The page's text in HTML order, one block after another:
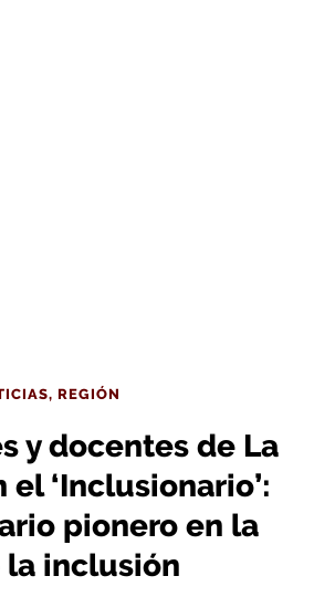
, REGIÓN
y docentes de La
el ‘Inclusionario’:
pionero en la
inclusión